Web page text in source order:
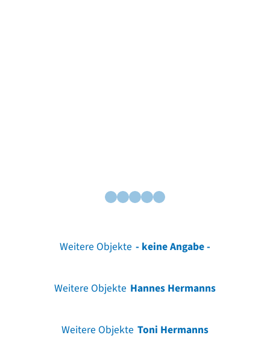
Weitere Objekte - keine Angabe -
Weitere Objekte Hannes Hermanns
Weitere Objekte Toni Hermanns